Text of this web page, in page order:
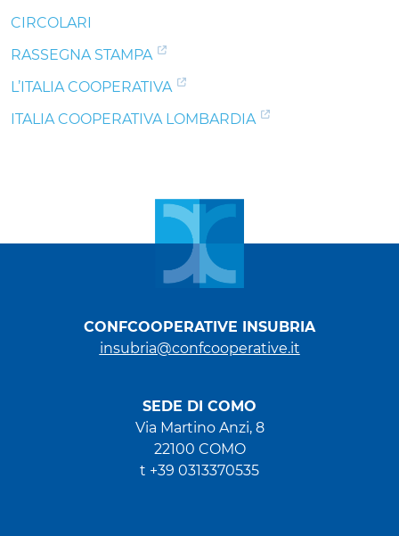
CIRCOLARI
RASSEGNA STAMPA
L’ITALIA COOPERATIVA
ITALIA COOPERATIVA LOMBARDIA
CONFCOOPERATIVE INSUBRIA
insubria@confcooperative.it
SEDE DI COMO
Via Martino Anzi, 8
22100 COMO
t +39 0313370535